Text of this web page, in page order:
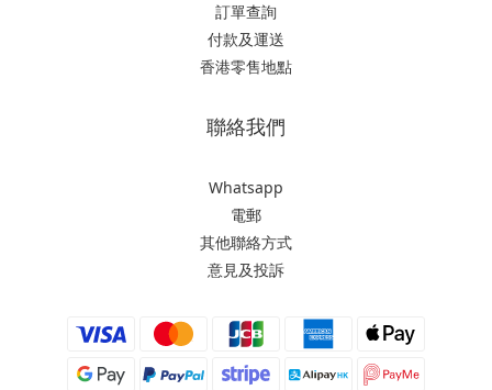
訂單查詢
付款及運送
香港零售地點
聯絡我們
Whatsapp
電郵
其他聯絡方式
意見及投訴